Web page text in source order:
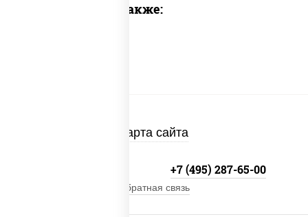
Предлагаем также:
Карта сайта
+7 (495) 287-65-00
Обратная связь